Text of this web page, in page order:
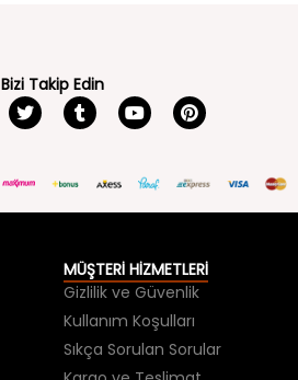
Bizi Takip Edin
MÜŞTERİ HİZMETLERİ
Gizlilik ve Güvenlik
Kullanım Koşulları
Sıkça Sorulan Sorular